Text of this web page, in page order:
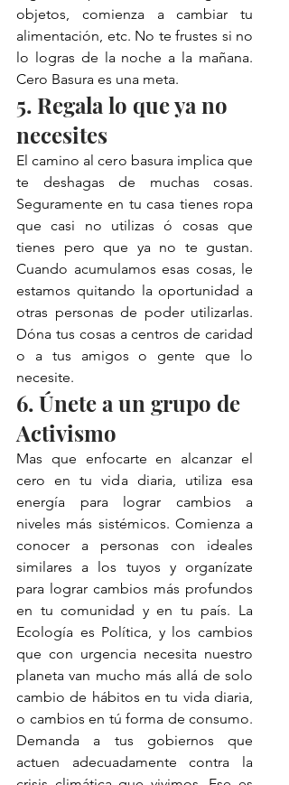
objetos, comienza a cambiar tu
alimentación, etc. No te frustes si no
lo logras de la noche a la mañana.
Cero Basura es una meta.
5. Regala lo que ya no
necesites
El camino al cero basura implica que
te deshagas de muchas cosas.
Seguramente en tu casa tienes ropa
que casi no utilizas ó cosas que
tienes pero que ya no te gustan.
Cuando acumulamos esas cosas, le
estamos quitando la oportunidad a
otras personas de poder utilizarlas.
Dóna tus cosas a centros de caridad
o a tus amigos o gente que lo
necesite.
6. Únete a un grupo de
Activismo
Mas que enfocarte en alcanzar el
cero en tu vida diaria, utiliza esa
energía para lograr cambios a
niveles más sistémicos. Comienza a
conocer a personas con ideales
similares a los tuyos y organízate
para lograr cambios más profundos
en tu comunidad y en tu país. La
Ecología es Política, y los cambios
que con urgencia necesita nuestro
planeta van mucho más allá de solo
cambio de hábitos en tu vida diaria,
o cambios en tú forma de consumo.
Demanda a tus gobiernos que
actuen adecuadamente contra la